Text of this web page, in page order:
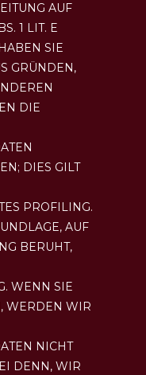
AUF
1 LIT. E
SIE
GRÜNDEN,
DIE
DIES GILT
PROFILING.
AUF
BERUHT,
WENN SIE
WERDEN WIR
NICHT
DENN, WIR